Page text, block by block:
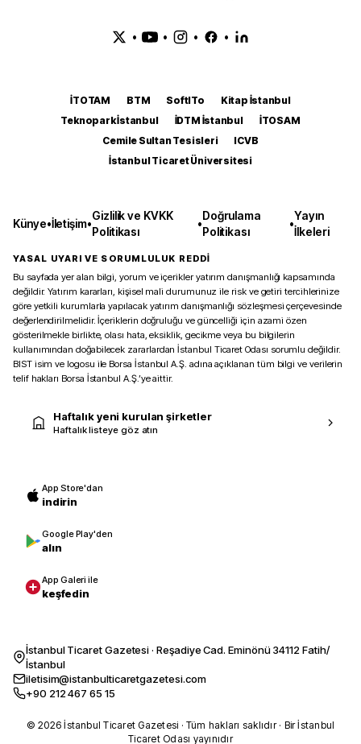
• • • •
İTOTAM BTM SoftITo
Kitap İstanbul
Teknopark İstanbul
İDTM İstanbul
İTOSAM
Cemile Sultan Tesisleri
ICVB
İstanbul Ticaret Üniversitesi
Künye•İletişim•
Gizlilik ve KVKK
Politikası
•
Doğrulama
Politikası
•
Yayın
İlkeleri
YASAL UYARI VE SORUMLULUK REDDİ
Bu sayfada yer alan bilgi, yorum ve içerikler yatırım danışmanlığı kapsamında
değildir. Yatırım kararları, kişisel mali durumunuz ile risk ve getiri tercihlerinize
göre yetkili kurumlarla yapılacak yatırım danışmanlığı sözleşmesi çerçevesinde
değerlendirilmelidir. İçeriklerin doğruluğu ve güncelliği için azami özen
gösterilmekle birlikte, olası hata, eksiklik, gecikme veya bu bilgilerin
kullanımından doğabilecek zararlardan İstanbul Ticaret Odası sorumlu değildir.
BIST isim ve logosu ile Borsa İstanbul A.Ş. adına açıklanan tüm bilgi ve verilerin
telif hakları Borsa İstanbul A.Ş.’ye aittir.
Haftalık yeni kurulan şirketler
Haftalık listeye göz atın
App Store'dan
indirin
Google Play'den
alın
App Galeri ile
keşfedin
İstanbul Ticaret Gazetesi · Reşadiye Cad. Eminönü 34112 Fatih/
İstanbul
iletisim@istanbulticaretgazetesi.com
+90 212 467 65 15
© 2026 İstanbul Ticaret Gazetesi · Tüm hakları saklıdır · Bir İstanbul
Ticaret Odası yayınıdır